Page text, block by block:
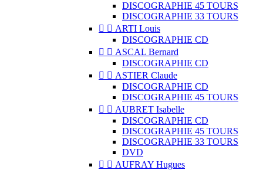
DISCOGRAPHIE 45 TOURS
DISCOGRAPHIE 33 TOURS
  ARTI Louis
DISCOGRAPHIE CD
  ASCAL Bernard
DISCOGRAPHIE CD
  ASTIER Claude
DISCOGRAPHIE CD
DISCOGRAPHIE 45 TOURS
  AUBRET Isabelle
DISCOGRAPHIE CD
DISCOGRAPHIE 45 TOURS
DISCOGRAPHIE 33 TOURS
DVD
  AUFRAY Hugues